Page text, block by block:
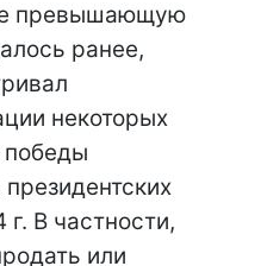
превышающую
ранее,
некоторых
победы
В частности,
или